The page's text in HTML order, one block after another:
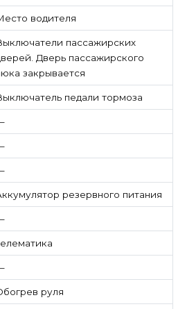
водителя
пассажирских
Дверь пассажирского
закрывается
педали тормоза
резервного питания
руля